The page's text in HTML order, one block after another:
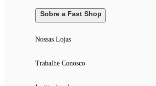
Sobre a Fast Shop
Nossas Lojas
Trabalhe Conosco